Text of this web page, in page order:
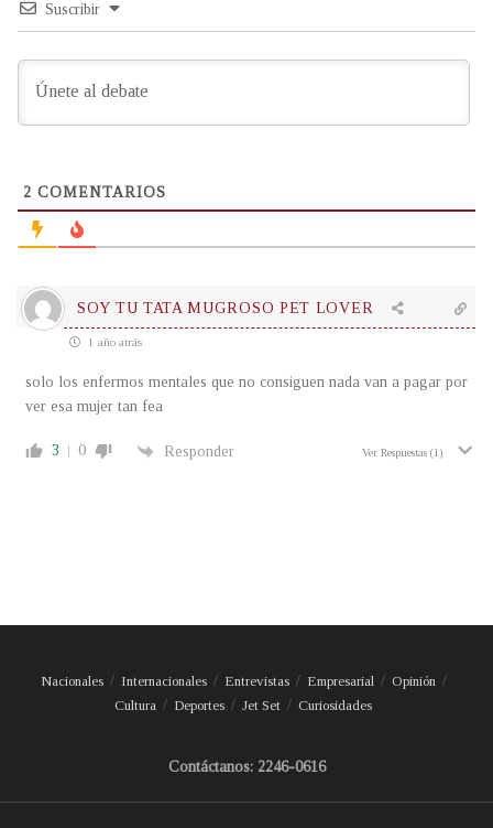
Suscribir
2 COMENTARIOS
SOY TU TATA MUGROSO PET LOVER
1 año atrás
solo los enfermos mentales que no consiguen nada van a pagar por
ver esa mujer tan fea
3 0 Responder Ver Respuestas (1)
Nacionales Internacionales Entrevistas Empresarial
Opinión
Cultura
Deportes Jet Set Curiosidades
Contáctanos: 2246-0616